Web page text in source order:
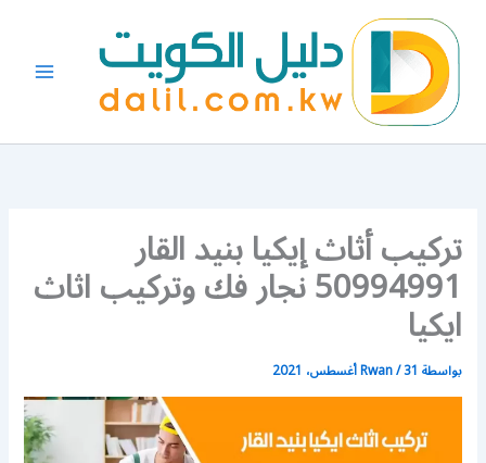
المحتوى
تركيب أثاث إيكيا بنيد القار
50994991 نجار فك وتركيب اثاث
ايكيا
بواسطة Rwan/31 أغسطس، 2021